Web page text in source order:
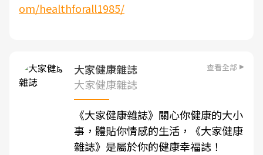
om/healthforall1985/
大家健康雜誌 查看全部
大家健康雜誌
《大家健康雜誌》關心你健康的大小
事，體貼你情感的生活，《大家健康
雜誌》是屬於你的健康幸福誌！